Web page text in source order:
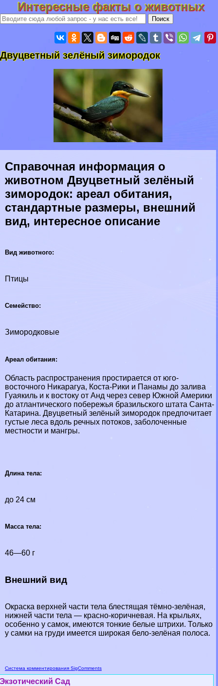
Интересные факты о животных
Двуцветный зелёный зимородок
Справочная информация о
животном Двуцветный зелёный
зимородок: ареал обитания,
стандартные размеры, внешний
вид, интересное описание
Вид животного:
Птицы
Семейство:
Зимородковые
Ареал обитания:
Область распространения простирается от юго-
восточного Никарагуа, Коста-Рики и Панамы до залива
Гуаякиль и к востоку от Анд через север Южной Америки
до атлантического побережья бразильского штата Санта-
Катарина. Двуцветный зелёный зимородок предпочитает
густые леса вдоль речных потоков, заболоченные
местности и мангры.
Длина тела:
до 24 см
Масса тела:
46—60 г
Внешний вид
Окраска верхней части тела блестящая тёмно-зелёная,
нижней части тела — красно-коричневая. На крыльях,
особенно у самок, имеются тонкие белые штрихи. Только
у самки на гpyди имеется широкая бело-зелёная полоса.
Система комментирования SigComments
Экзотический Сад